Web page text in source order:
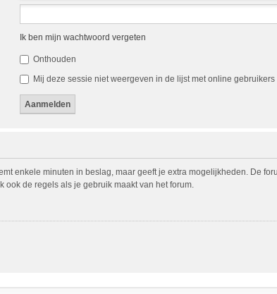
Ik ben mijn wachtwoord vergeten
Onthouden
Mij deze sessie niet weergeven in de lijst met online gebruikers
enkele minuten in beslag, maar geeft je extra mogelijkheden. De
de regels als je gebruik maakt van het forum.